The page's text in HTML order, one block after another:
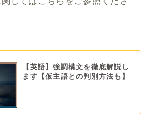
【英語】強調構文を徹底解説し
ます【仮主語との判別方法も】